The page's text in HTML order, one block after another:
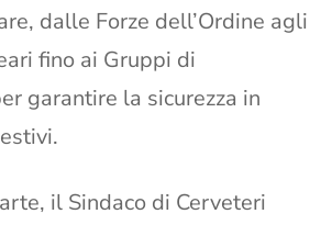
dalle Forze dell’Ordine agli
fino ai Gruppi di
garantire la sicurezza in
il Sindaco di Cerveteri